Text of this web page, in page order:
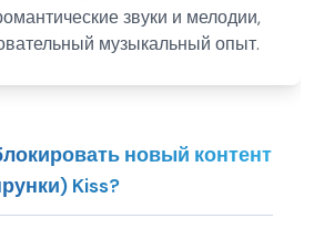
звуки и мелодии,
музыкальный опыт.
новый контент
Kiss?